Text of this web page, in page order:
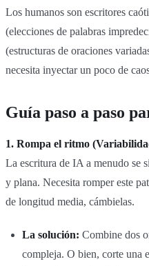
Los humanos son escritores
(elecciones de palabras
(estructuras de oraciones
necesita inyectar un poco de
Guía paso a paso
1. Rompa el ritmo
La escritura de IA a menudo se
y plana. Necesita romper este
de longitud media, cámbielas.
La solución: Combine dos
compleja. O bien, corte una